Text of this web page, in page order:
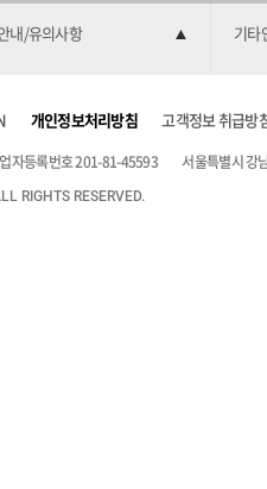
내/유의사항 기타
개인정보처리방침 고객정보 취급방
자등록번호 201-81-45593 서울특별시 강
RIGHTS RESERVED.